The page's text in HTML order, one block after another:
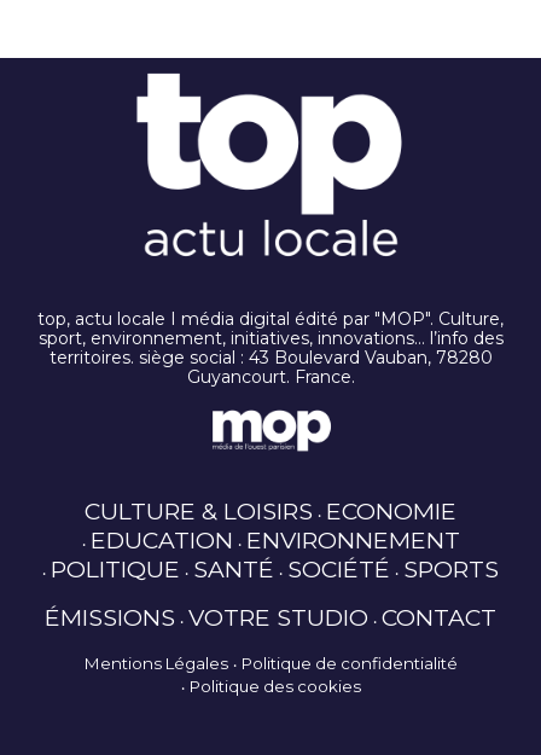
top, actu locale I média digital édité par "MOP". Culture,
sport, environnement, initiatives, innovations… l’info des
territoires. siège social : 43 Boulevard Vauban, 78280
Guyancourt. France.
CULTURE & LOISIRS ECONOMIE
EDUCATION ENVIRONNEMENT
POLITIQUE SANTÉ SOCIÉTÉ SPORTS
ÉMISSIONS VOTRE STUDIO CONTACT
Mentions Légales
Politique de confidentialité
Politique des cookies